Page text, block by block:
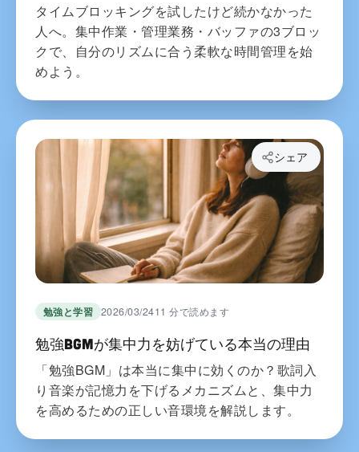
タイムブロッキングを試したけど続かなかった
人へ。集中作業・管理業務・バッファの3ブロッ
クで、自分のリズムに合う柔軟な時間管理を始
めよう。
勉強と学習 2026/03/2411 分で読めます
勉強BGMが集中力を妨げている本当の理由
「勉強BGM」は本当に集中に効くのか？歌詞入
り音楽が記憶力を下げるメカニズムと、集中力
を高めるための正しい音環境を解説します。
シェア